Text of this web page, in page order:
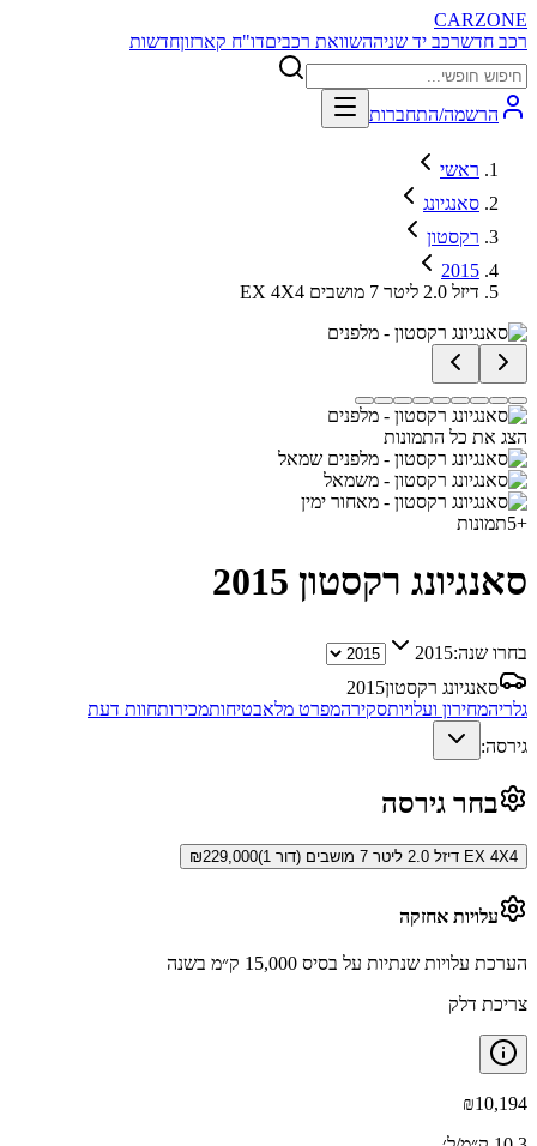
CARZONE
רכב חדשרכב יד שניההשוואת רכביםדו"ח קארזוןחדשות
הרשמה/התחברות
ראשי
סאנגיונג
רקסטון
2015
EX 4X4 דיזל 2.0 ליטר 7 מושבים
הצג את כל התמונות
+
5תמונות
סאנגיונג רקסטון 2015
בחרו שנה:2015
סאנגיונג רקסטון2015
גלריהמחירון ועלויותסקירהמפרט מלאבטיחותמכירותחוות דעת
גירסה:
בחר גירסה
EX 4X4 דיזל 2.0 ליטר 7 מושבים (דור 1) ₪229,000
עלויות אחזקה
הערכת עלויות שנתיות על בסיס 15,000 ק״מ בשנה
צריכת דלק
₪10,194